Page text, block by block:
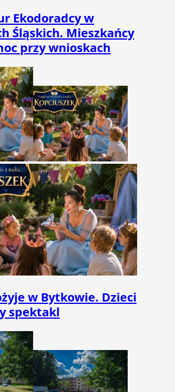
Ekodoradcy w
Śląskich. Mieszkańcy
przy wnioskach
w Bytkowie. Dzieci
spektakl